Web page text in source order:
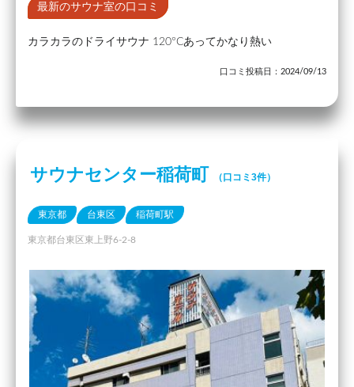
最新のサウナ室の口コミ
カラカラのドライサウナ 120°Cあってかなり熱い
口コミ投稿日：2024/09/13
サウナセンター稲荷町 （口コミ3件）
東京都 台東区 稲荷町駅
東京都台東区東上野6-2-8